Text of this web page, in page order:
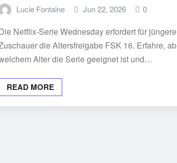
Lucie Fontaine Jun 22, 2026 0
Netflix-Serie Wednesday erfordert für jüngere
die Altersfreigabe FSK 16. Erfahre, ab
Alter die Serie geeignet ist und…
READ MORE